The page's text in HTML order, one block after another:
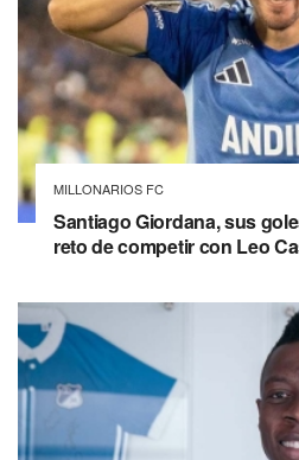
MILLONARIOS FC
Santiago Giordana, sus
reto de competir con Leo